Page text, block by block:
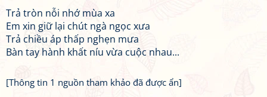
Trả tròn nỗi nhớ mùa xa
Em xin giữ lại chút ngà ngọc xưa
Trả chiều áp thấp nghẹn mưa
Bàn tay hành khất níu vừa cuộc nhau...
[Thông tin 1 nguồn tham khảo đã được ẩn]